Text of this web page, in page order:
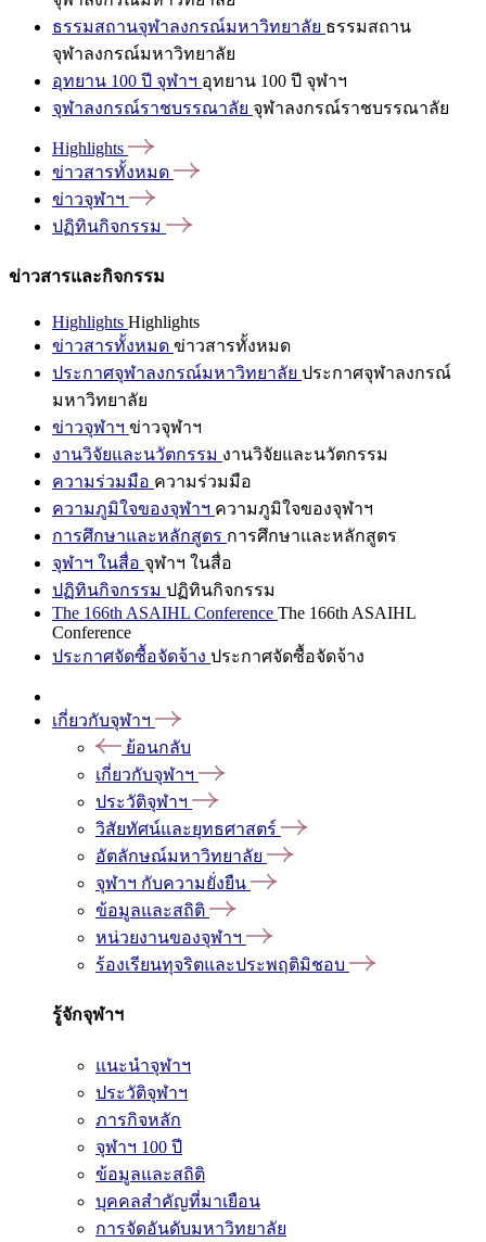
ธรรมสถานจุฬาลงกรณ์มหาวิทยาลัย ธรรมสถาน
จุฬาลงกรณ์มหาวิทยาลัย
อุทยาน 100 ปี จุฬาฯ อุทยาน 100 ปี จุฬาฯ
จุฬาลงกรณ์ราชบรรณาลัย จุฬาลงกรณ์ราชบรรณาลัย
Highlights
ข่าวสารทั้งหมด
ข่าวจุฬาฯ
ปฏิทินกิจกรรม
ข่าวสารและกิจกรรม
Highlights Highlights
ข่าวสารทั้งหมด ข่าวสารทั้งหมด
ประกาศจุฬาลงกรณ์มหาวิทยาลัย ประกาศจุฬาลงกรณ์
มหาวิทยาลัย
ข่าวจุฬาฯ ข่าวจุฬาฯ
งานวิจัยและนวัตกรรม งานวิจัยและนวัตกรรม
ความร่วมมือ ความร่วมมือ
ความภูมิใจของจุฬาฯ ความภูมิใจของจุฬาฯ
การศึกษาและหลักสูตร การศึกษาและหลักสูตร
จุฬาฯ ในสื่อ จุฬาฯ ในสื่อ
ปฏิทินกิจกรรม ปฏิทินกิจกรรม
The 166th ASAIHL Conference The 166th ASAIHL
Conference
ประกาศจัดซื้อจัดจ้าง ประกาศจัดซื้อจัดจ้าง
เกี่ยวกับจุฬาฯ
ย้อนกลับ
เกี่ยวกับจุฬาฯ
ประวัติจุฬาฯ
วิสัยทัศน์และยุทธศาสตร์
อัตลักษณ์มหาวิทยาลัย
จุฬาฯ กับความยั่งยืน
ข้อมูลและสถิติ
หน่วยงานของจุฬาฯ
ร้องเรียนทุจริตและประพฤติมิชอบ
รู้จักจุฬาฯ
แนะนำจุฬาฯ
ประวัติจุฬาฯ
ภารกิจหลัก
จุฬาฯ 100 ปี
ข้อมูลและสถิติ
บุคคลสำคัญที่มาเยือน
การจัดอันดับมหาวิทยาลัย